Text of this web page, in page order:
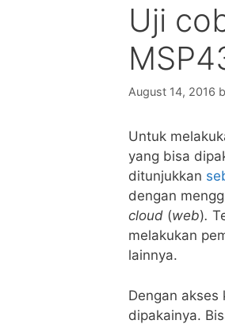
Uji
August 14, 2016
Untuk
yang bisa
ditunjukkan
dengan
cloud (web).
melakukan
lainnya.
Dengan akses
dipakainya.